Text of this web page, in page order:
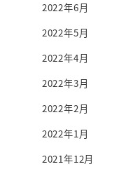
2022年6月
2022年5月
2022年4月
2022年3月
2022年2月
2022年1月
2021年12月